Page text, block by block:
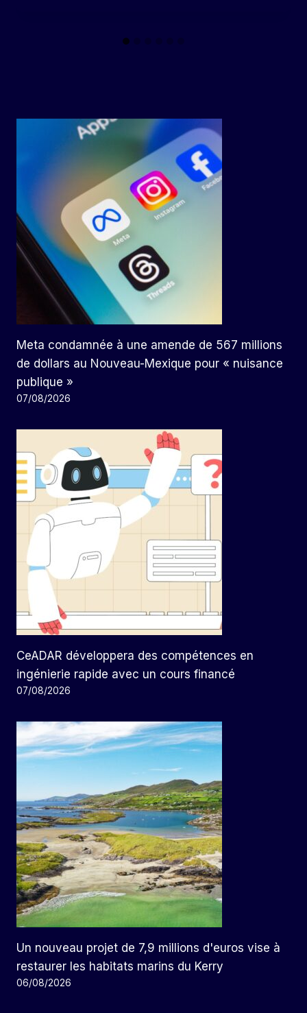
Meta condamnée à une amende de 567 millions
de dollars au Nouveau-Mexique pour « nuisance
publique »
07/08/2026
CeADAR développera des compétences en
ingénierie rapide avec un cours financé
07/08/2026
Un nouveau projet de 7,9 millions d'euros vise à
restaurer les habitats marins du Kerry
06/08/2026